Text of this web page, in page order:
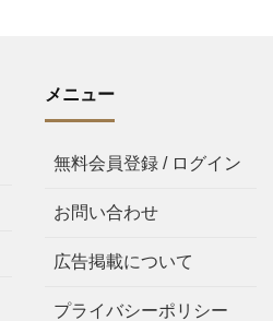
メニュー
無料会員登録 / ログイン
お問い合わせ
広告掲載について
プライバシーポリシー